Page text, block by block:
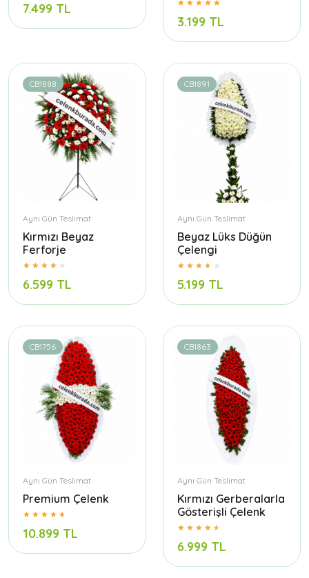
7.499 TL
3.199 TL
CB1888
Aynı Gün Teslimat
Kırmızı Beyaz
Ferforje
6.599 TL
CB1891
Aynı Gün Teslimat
Beyaz Lüks Düğün
Çelengi
5.199 TL
CB1756
Aynı Gün Teslimat
Premium Çelenk
10.899 TL
CB1863
Aynı Gün Teslimat
Kırmızı Gerberalarla
Gösterişli Çelenk
6.999 TL